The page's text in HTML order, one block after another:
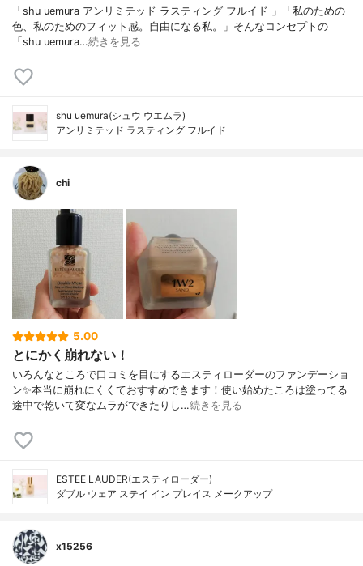
「shu uemura アンリミテッド ラスティング フルイド 」「私のための
色、私のためのフィット感。自由になる私。」そんなコンセプトの
「shu uemura…続きを見る
shu uemura(シュウ ウエムラ)
アンリミテッド ラスティング フルイド
chi
5.00
とにかく崩れない！
いろんなところで口コミを目にするエスティローダーのファンデーショ
ン✨本当に崩れにくくておすすめできます！使い始めたころは塗ってる
途中で乾いて変なムラができたりし…続きを見る
ESTEE LAUDER(エスティローダー)
ダブル ウェア ステイ イン プレイス メークアップ
x15256